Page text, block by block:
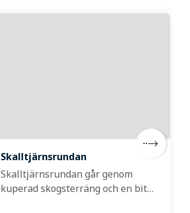
Skalltjärnsrundan
Skalltjärnsrundan går genom
kuperad skogsterräng och en bit…